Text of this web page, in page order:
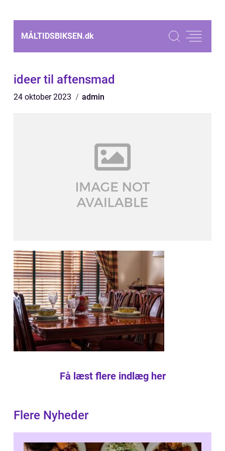
MÅLTIDSBIKSEN.dk
ideer til aftensmad
24 oktober 2023 admin
Få læst flere indlæg her
Flere Nyheder